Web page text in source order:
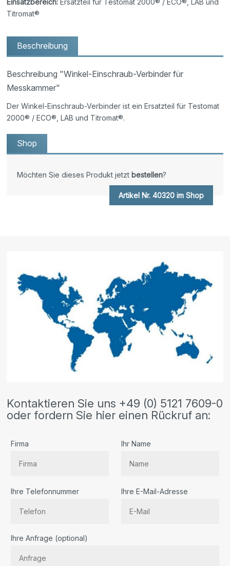
Einsatzbereich: Ersatzteil für Testomat 2000® / ECO®, LAB und
Titromat®
Beschreibung
Beschreibung "Winkel-Einschraub-Verbinder für
Messkammer"
Der Winkel-Einschraub-Verbinder ist ein Ersatzteil für Testomat
2000® / ECO®, LAB und Titromat®.
Shop
Möchten Sie dieses Produkt jetzt bestellen?
Artikel Nr. 40320 im Shop
Kontaktieren Sie uns +49 (0) 5121 7609-0
oder fordern Sie hier einen Rückruf an:
Firma Ihr Name
Ihre Telefonnummer Ihre E-Mail-Adresse
Ihre Anfrage (optional)